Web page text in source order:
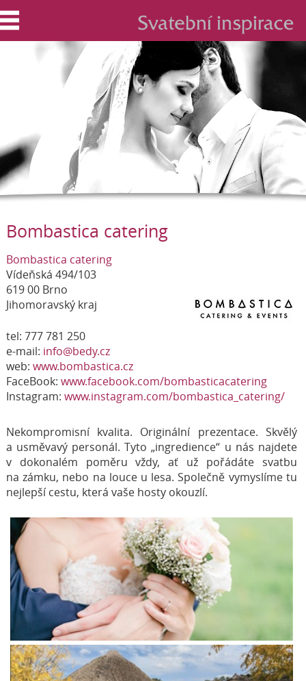
Bombastica catering
Bombastica catering
Vídeňská 494/103
619 00 Brno
Jihomoravský kraj
tel: 777 781 250
e-mail: info@bedy.cz
web: www.bombastica.cz
FaceBook: www.facebook.com/bombasticacatering
Instagram: www.instagram.com/bombastica_catering/
Nekompromisní kvalita. Originální prezentace. Skvělý
a usměvavý personál. Tyto „ingredience“ u nás najdete
v dokonalém poměru vždy, ať už pořádáte svatbu
na zámku, nebo na louce u lesa. Společně vymyslíme tu
nejlepší cestu, která vaše hosty okouzlí.